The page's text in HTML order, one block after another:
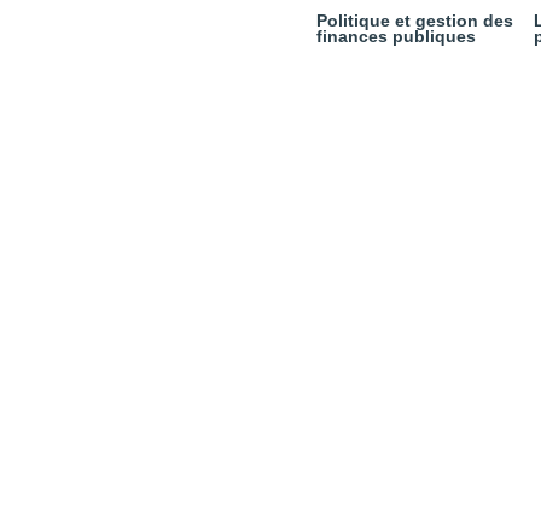
Politique et gestion des
finances publiques